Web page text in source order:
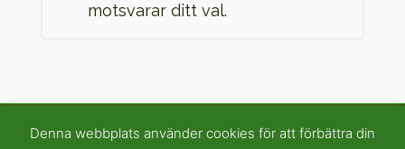
motsvarar ditt val.
Denna webbplats använder cookies för att förbättra din